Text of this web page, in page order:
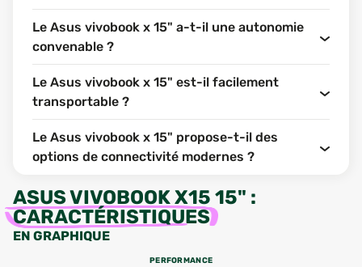
Le Asus vivobook x 15" a-t-il une autonomie
convenable ?
Le Asus vivobook x 15" est-il facilement
transportable ?
Le Asus vivobook x 15" propose-t-il des
options de connectivité modernes ?
ASUS VIVOBOOK X15 15" :
CARACTÉRISTIQUES
EN GRAPHIQUE
PERFORMANCE